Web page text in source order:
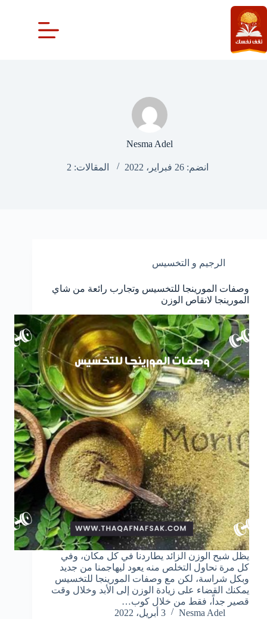
التجاوز
إلى
المحتوى
Nesma Adel
انضم: 26 فبراير، 2022 المقالات: 2
الرجيم و التخسيس
وصفات المورينجا للتخسيس وتجارب رائعة من شاي
المورينجا لانقاص الوزن
يظل شبح الوزن الزائد يطاردنا في كل مكان، وفي
كل مرة نحاول التخلص منه يعود ليهاجمنا من جديد
وبكل شراسة، لكن مع وصفات المورينجا للتخسيس
يمكنك القضاء على زيادة الوزن إلى الأبد وخلال وقت
قصير جداً، فقط من خلال كوب…
Nesma Adel
3 أبريل، 2022